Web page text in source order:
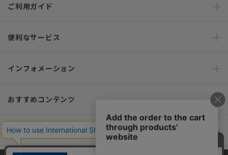
ご利用ガイド
便利なサービス
インフォメーション
おすすめコンテンツ
ポリシー・企業情報